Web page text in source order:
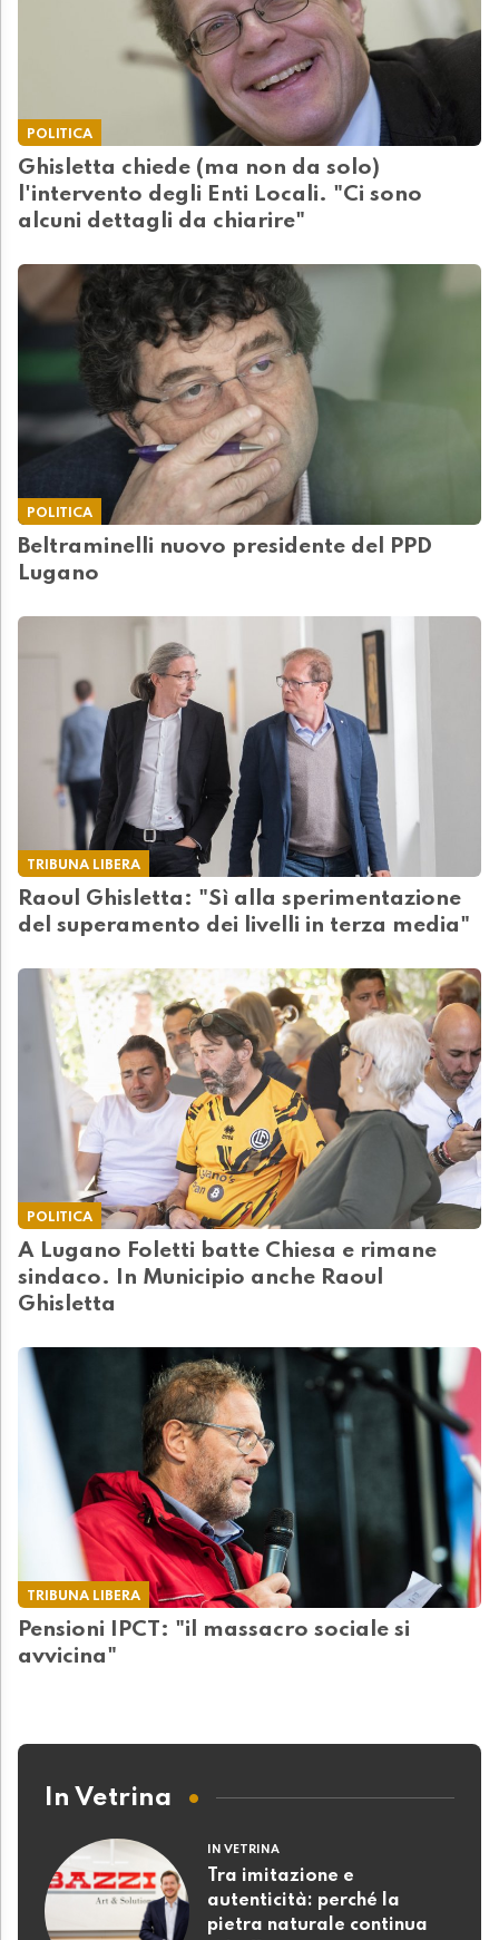
POLITICA
Ghisletta chiede (ma non da solo)
l'intervento degli Enti Locali. "Ci sono
alcuni dettagli da chiarire"
POLITICA
Beltraminelli nuovo presidente del PPD
Lugano
TRIBUNA LIBERA
Raoul Ghisletta: "Sì alla sperimentazione
del superamento dei livelli in terza media"
POLITICA
A Lugano Foletti batte Chiesa e rimane
sindaco. In Municipio anche Raoul
Ghisletta
TRIBUNA LIBERA
Pensioni IPCT: "il massacro sociale si
avvicina"
In Vetrina
IN VETRINA
Tra imitazione e
autenticità: perché la
pietra naturale continua